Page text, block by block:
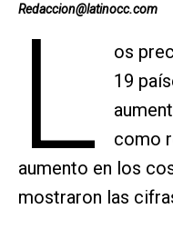
Redaccion@latinocc.com
L
os
19
como
aumento en los
mostraron las